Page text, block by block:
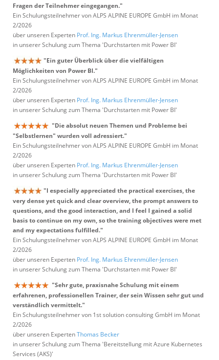
Fragen der Teilnehmer eingegangen."
Ein Schulungsteilnehmer von ALPS ALPINE EUROPE GmbH im Monat
2/2026
über unseren Experten Prof. Ing. Markus Ehrenmüller-Jensen
in unserer Schulung zum Thema 'Durchstarten mit Power BI'
"Ein guter Überblick über die vielfältigen
Möglichkeiten von Power BI."
Ein Schulungsteilnehmer von ALPS ALPINE EUROPE GmbH im Monat
2/2026
über unseren Experten Prof. Ing. Markus Ehrenmüller-Jensen
in unserer Schulung zum Thema 'Durchstarten mit Power BI'
"Die absolut neuen Themen und Probleme bei
"Selbstlernen" wurden voll adressiert."
Ein Schulungsteilnehmer von ALPS ALPINE EUROPE GmbH im Monat
2/2026
über unseren Experten Prof. Ing. Markus Ehrenmüller-Jensen
in unserer Schulung zum Thema 'Durchstarten mit Power BI'
"I especially appreciated the practical exercises, the
very dense yet quick and clear overview, the prompt answers to
questions, and the good interaction, and I feel I gained a solid
basis to continue on my own, so the training objectives were met
and my expectations fulfilled."
Ein Schulungsteilnehmer von ALPS ALPINE EUROPE GmbH im Monat
2/2026
über unseren Experten Prof. Ing. Markus Ehrenmüller-Jensen
in unserer Schulung zum Thema 'Durchstarten mit Power BI'
"Sehr gute, praxisnahe Schulung mit einem
erfahrenen, professionellen Trainer, der sein Wissen sehr gut und
verständlich vermittelt."
Ein Schulungsteilnehmer von 1st solution consulting GmbH im Monat
2/2026
über unseren ExpertenThomas Becker
in unserer Schulung zum Thema 'Bereitstellung mit Azure Kubernetes
Services (AKS)'